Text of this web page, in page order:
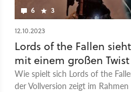
of the Fallen ein. Lords of the
PC, PS5 und Xbox Series X/S.
6 3
12.10.2023
Lords of the Fallen
mit einem großen Twist
Wie spielt sich Lords of the
der Vollversion zeigt im